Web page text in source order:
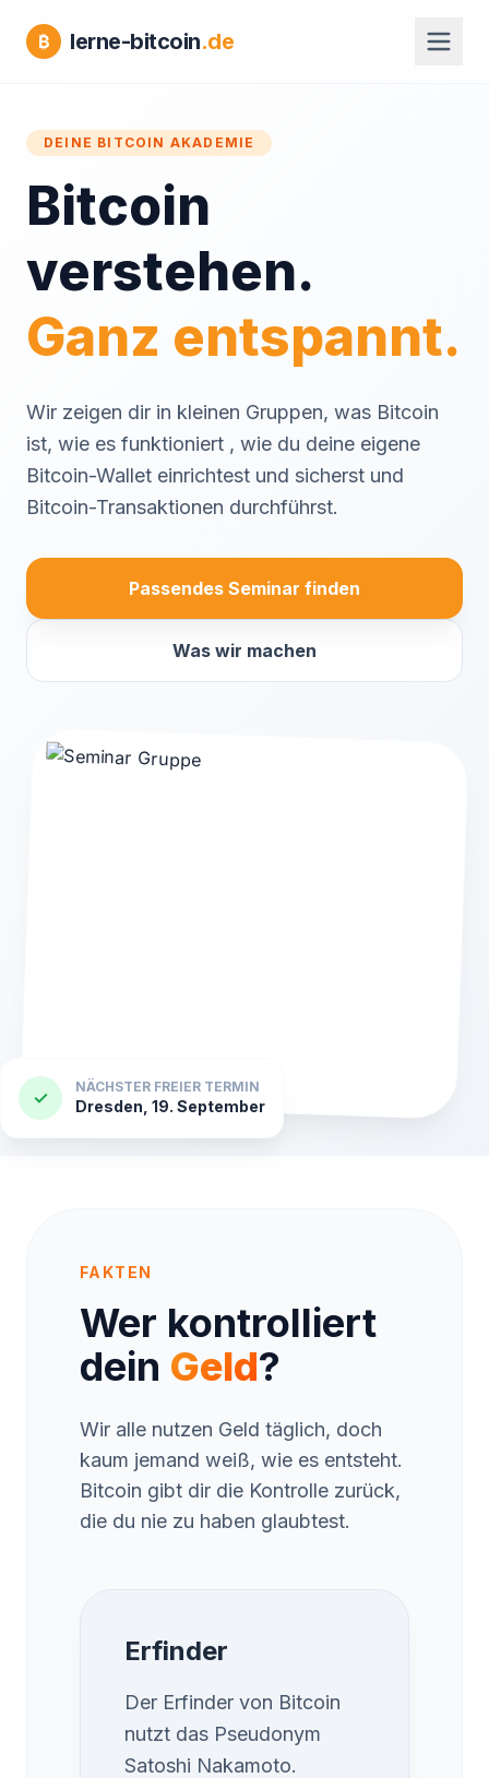
₿ lerne-bitcoin.de
DEINE BITCOIN AKADEMIE
Bitcoin
verstehen.
Ganz entspannt.
Wir zeigen dir in kleinen Gruppen, was Bitcoin
ist, wie es funktioniert , wie du deine eigene
Bitcoin-Wallet einrichtest und sicherst und
Bitcoin-Transaktionen durchführst.
Passendes Seminar finden
Was wir machen
✓
NÄCHSTER FREIER TERMIN
Dresden, 19. September
FAKTEN
Wer kontrolliert
dein Geld?
Wir alle nutzen Geld täglich, doch
kaum jemand weiß, wie es entsteht.
Bitcoin gibt dir die Kontrolle zurück,
die du nie zu haben glaubtest.
Erfinder
Der Erfinder von Bitcoin
nutzt das Pseudonym
Satoshi Nakamoto.